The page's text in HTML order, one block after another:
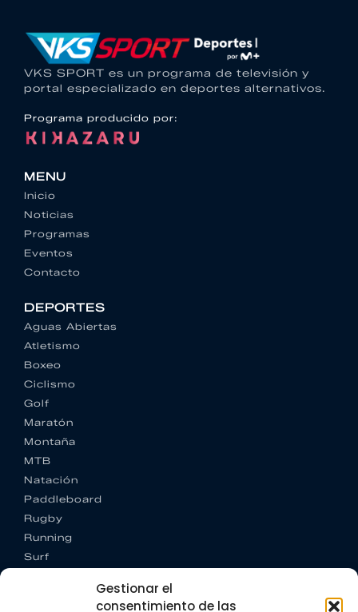
Gestionar el
consentimiento de las
VKS SPORT es un programa de televisión y
portal especializado en deportes alternativos.
Programa producido por:
MENU
Inicio
Noticias
Programas
Eventos
Contacto
DEPORTES
Aguas Abiertas
Atletismo
Boxeo
Ciclismo
Golf
Maratón
Montaña
MTB
Natación
Paddleboard
Rugby
Running
Surf